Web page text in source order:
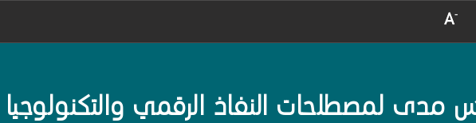
Normal Font
Decrease Font Size
مدى لمصطلحات النفاذ الرقمي